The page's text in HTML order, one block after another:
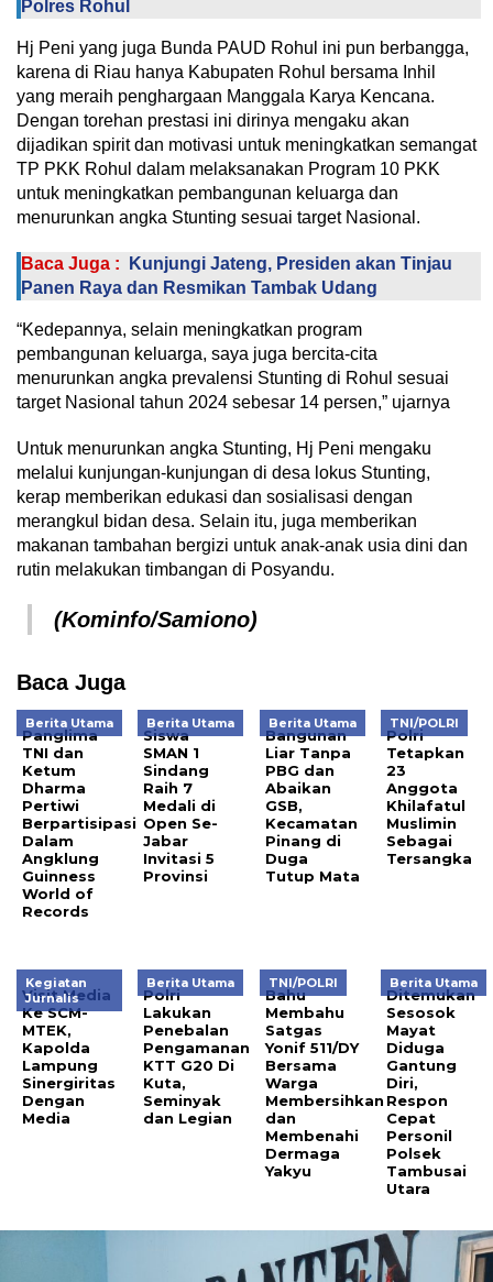
Polres Rohul
Hj Peni yang juga Bunda PAUD Rohul ini pun berbangga,
karena di Riau hanya Kabupaten Rohul bersama Inhil
yang meraih penghargaan Manggala Karya Kencana.
Dengan torehan prestasi ini dirinya mengaku akan
dijadikan spirit dan motivasi untuk meningkatkan semangat
TP PKK Rohul dalam melaksanakan Program 10 PKK
untuk meningkatkan pembangunan keluarga dan
menurunkan angka Stunting sesuai target Nasional.
Baca Juga :
Kunjungi Jateng, Presiden akan Tinjau
Panen Raya dan Resmikan Tambak Udang
“Kedepannya, selain meningkatkan program
pembangunan keluarga, saya juga bercita-cita
menurunkan angka prevalensi Stunting di Rohul sesuai
target Nasional tahun 2024 sebesar 14 persen,” ujarnya
Untuk menurunkan angka Stunting, Hj Peni mengaku
melalui kunjungan-kunjungan di desa lokus Stunting,
kerap memberikan edukasi dan sosialisasi dengan
merangkul bidan desa. Selain itu, juga memberikan
makanan tambahan bergizi untuk anak-anak usia dini dan
rutin melakukan timbangan di Posyandu.
(Kominfo/Samiono)
Baca Juga
Berita Utama
Panglima
TNI dan
Ketum
Dharma
Pertiwi
Berpartisipasi
Dalam
Angklung
Guinness
World of
Records
Berita Utama
Siswa
SMAN 1
Sindang
Raih 7
Medali di
Open Se-
Jabar
Invitasi 5
Provinsi
Berita Utama
Bangunan
Liar Tanpa
PBG dan
Abaikan
GSB,
Kecamatan
Pinang di
Duga
Tutup Mata
TNI/POLRI
Polri
Tetapkan
23
Anggota
Khilafatul
Muslimin
Sebagai
Tersangka
Kegiatan
Jurnalis
Visit Media
Ke SCM-
MTEK,
Kapolda
Lampung
Sinergiritas
Dengan
Media
Berita Utama
Polri
Lakukan
Penebalan
Pengamanan
KTT G20 Di
Kuta,
Seminyak
dan Legian
TNI/POLRI
Bahu
Membahu
Satgas
Yonif 511/DY
Bersama
Warga
Membersihkan
dan
Membenahi
Dermaga
Yakyu
Berita Utama
Ditemukan
Sesosok
Mayat
Diduga
Gantung
Diri,
Respon
Cepat
Personil
Polsek
Tambusai
Utara